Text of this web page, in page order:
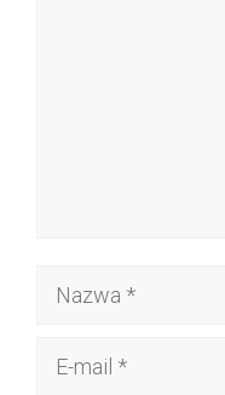
Nazwa